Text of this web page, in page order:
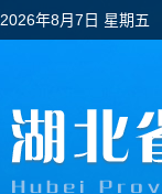
2026年8月7日 星期五